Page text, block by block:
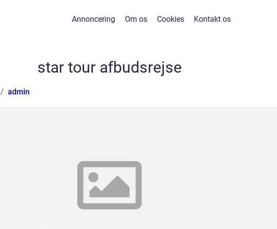
Annoncering Om os Cookies Kontakt os
star tour afbudsrejse
admin